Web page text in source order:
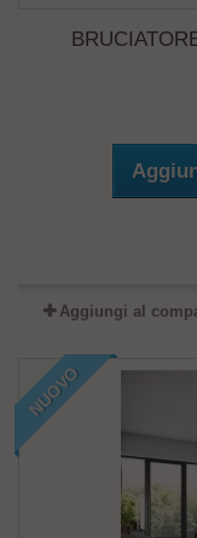
Aggiungi al
NUOVO